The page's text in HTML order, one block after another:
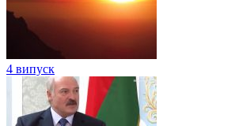
4 випуск